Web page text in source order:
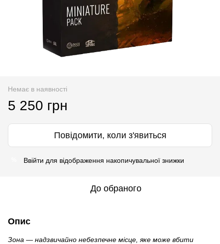
Немає в наявності
5 250 грн
Повідомити, коли з'явиться
Ввійти для відображення накопичувальної знижки
До обраного
Опис
Зона — надзвичайно небезпечне місце, яке може вбити